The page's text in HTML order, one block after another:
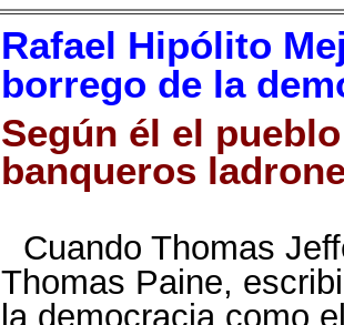
Rafael Hipólito
borrego de la
Según él el
banqueros
Cuando Thomas
Thomas Paine,
la democracia como